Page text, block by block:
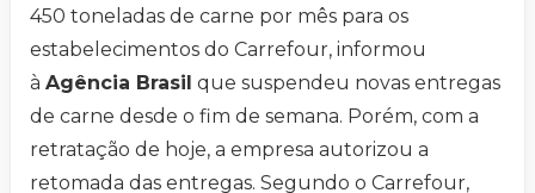
450 toneladas de carne por mês para os
estabelecimentos do Carrefour, informou
à Agência Brasil que suspendeu novas entregas
de carne desde o fim de semana. Porém, com a
retratação de hoje, a empresa autorizou a
retomada das entregas. Segundo o Carrefour,